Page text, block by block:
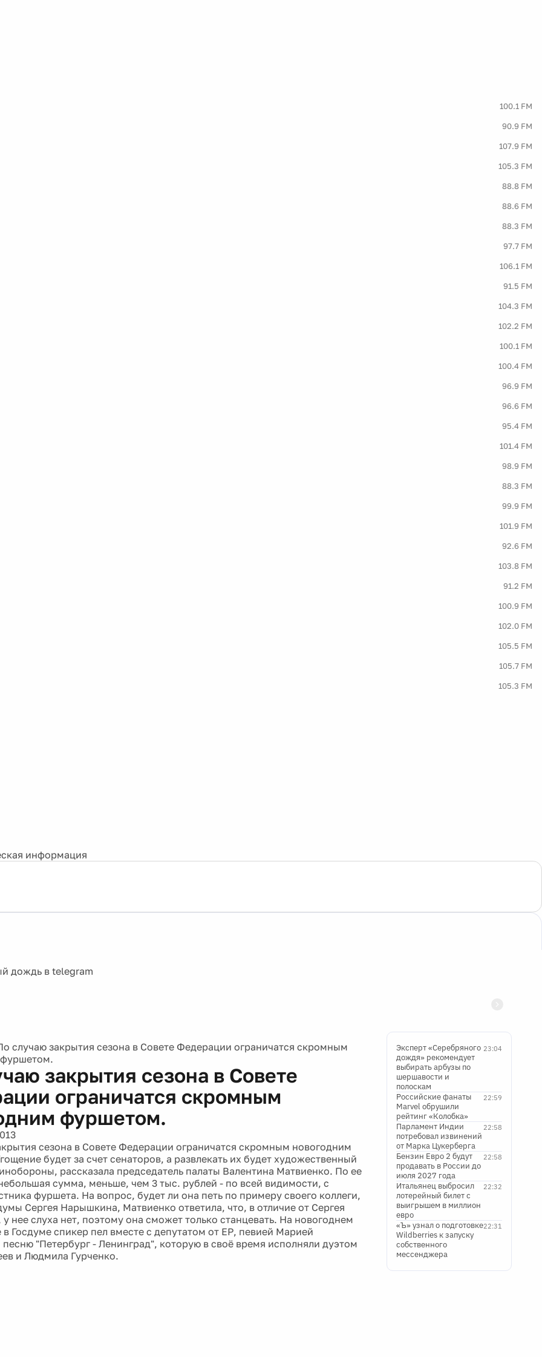
100.1 FM
90.9 FM
107.9 FM
105.3 FM
88.8 FM
88.6 FM
88.3 FM
97.7 FM
106.1 FM
91.5 FM
104.3 FM
102.2 FM
100.1 FM
100.4 FM
96.9 FM
96.6 FM
95.4 FM
101.4 FM
98.9 FM
88.3 FM
99.9 FM
101.9 FM
92.6 FM
103.8 FM
91.2 FM
100.9 FM
102.0 FM
105.5 FM
105.7 FM
105.3 FM
информация
случаю закрытия сезона в Совете Федерации ограничатся скромным
закрытия сезона в Совете
ограничатся скромным
фуршетом.
сезона в Совете Федерации ограничатся скромным новогодним
будет за счет сенаторов, а развлекать их будет художественный
рассказала председатель палаты Валентина Матвиенко. По ее
сумма, меньше, чем 3 тыс. рублей - по всей видимости, с
фуршета. На вопрос, будет ли она петь по примеру своего коллеги,
Сергея Нарышкина, Матвиенко ответила, что, в отличие от Сергея
у нее слуха нет, поэтому она сможет только станцевать. На новогоднем
в Госдуме спикер пел вместе с депутатом от ЕР, певией Марией
"Петербург - Ленинград", которую в своё время исполняли дуэтом
и Людмила Гурченко.
23:04
Эксперт «Серебряного
дождя» рекомендует
выбирать арбузы по
шершавости и
полоскам
22:59
Российские фанаты
Marvel обрушили
рейтинг «Колобка»
22:58
Парламент Индии
потребовал извинений
от Марка Цукерберга
22:58
Бензин Евро 2 будут
продавать в России до
июля 2027 года
22:32
Итальянец выбросил
лотерейный билет с
выигрышем в миллион
евро
22:31
«Ъ» узнал о подготовке
Wildberries к запуску
собственного
мессенджера